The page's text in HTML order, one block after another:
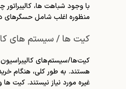
با وجود شباهت ها،
منظوره اغلب شامل حسگرهای
کیت ها / سیستم های
کیت‌ها/سیستم‌های کالیبراسیون
هستند. به طور کلی، هنگام
غیره مورد نیاز نیستند. کیت